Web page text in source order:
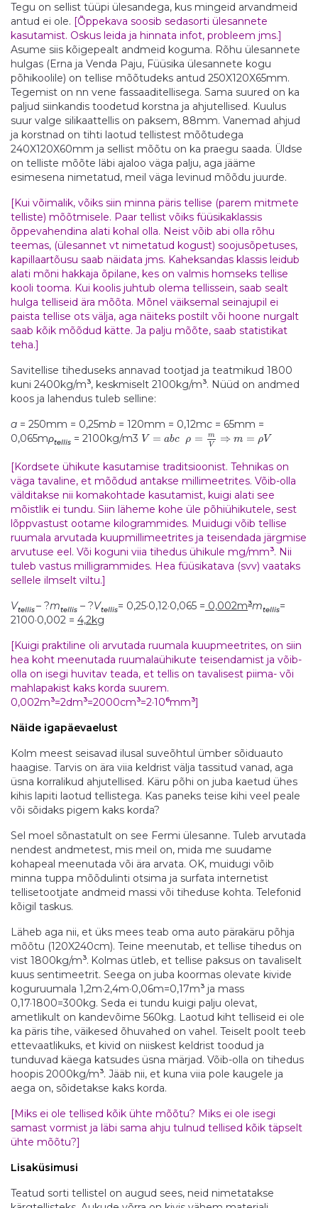
Tegu on sellist tüüpi ülesandega, kus mingeid arvandmeid
antud ei ole. [Õppekava soosib sedasorti ülesannete
kasutamist. Oskus leida ja hinnata infot, probleem jms.]
Asume siis kõigepealt andmeid koguma. Rõhu ülesannete
hulgas (Erna ja Venda Paju, Füüsika ülesannete kogu
põhikoolile) on tellise mõõtudeks antud 250X120X65mm.
Tegemist on nn vene fassaaditellisega. Sama suured on ka
paljud siinkandis toodetud korstna ja ahjutellised. Kuulus
suur valge silikaattellis on paksem, 88mm. Vanemad ahjud
ja korstnad on tihti laotud tellistest mõõtudega
240X120X60mm ja sellist mõõtu on ka praegu saada. Üldse
on telliste mõõte läbi ajaloo väga palju, aga jääme
esimesena nimetatud, meil väga levinud mõõdu juurde.
[Kui võimalik, võiks siin minna päris tellise (parem mitmete
telliste) mõõtmisele. Paar tellist võiks füüsikaklassis
õppevahendina alati kohal olla. Neist võib abi olla rõhu
teemas, (ülesannet vt nimetatud kogust) soojusõpetuses,
kapillaartõusu saab näidata jms. Kaheksandas klassis leidub
alati mõni hakkaja õpilane, kes on valmis homseks tellise
kooli tooma. Kui koolis juhtub olema tellissein, saab sealt
hulga telliseid ära mõõta. Mõnel väiksemal seinajupil ei
paista tellise ots välja, aga näiteks postilt või hoone nurgalt
saab kõik mõõdud kätte. Ja palju mõõte, saab statistikat
teha.]
Savitellise tiheduseks annavad tootjad ja teatmikud 1800
kuni 2400kg/m3, keskmiselt 2100kg/m3. Nüüd on andmed
koos ja lahendus tuleb selline:
a = 250mm = 0,25mb = 120mm = 0,12mc = 65mm =
0,065mρtellis = 2100kg/m3 V = abc ρ =
m
V
⇒ m = ρV
[Kordsete ühikute kasutamise traditsioonist. Tehnikas on
väga tavaline, et mõõdud antakse millimeetrites. Võib-olla
välditakse nii komakohtade kasutamist, kuigi alati see
mõistlik ei tundu. Siin läheme kohe üle põhiühikutele, sest
lõppvastust ootame kilogrammides. Muidugi võib tellise
ruumala arvutada kuupmillimeetrites ja teisendada järgmise
arvutuse eel. Või koguni viia tihedus ühikule mg/mm3. Nii
tuleb vastus milligrammides. Hea füüsikatava (svv) vaataks
sellele ilmselt viltu.]
Vtellis– ?mtellis – ?Vtellis= 0,25·0,12·0,065 = 0,002m3mtellis=
2100·0,002 = 4,2kg
[Kuigi praktiline oli arvutada ruumala kuupmeetrites, on siin
hea koht meenutada ruumalaühikute teisendamist ja võib-
olla on isegi huvitav teada, et tellis on tavalisest piima- või
mahlapakist kaks korda suurem.
0,002m3=2dm3=2000cm3=2·106mm3]
Näide igapäevaelust
Kolm meest seisavad ilusal suveõhtul ümber sõiduauto
haagise. Tarvis on ära viia keldrist välja tassitud vanad, aga
üsna korralikud ahjutellised. Käru põhi on juba kaetud ühes
kihis lapiti laotud tellistega. Kas paneks teise kihi veel peale
või sõidaks pigem kaks korda?
Sel moel sõnastatult on see Fermi ülesanne. Tuleb arvutada
nendest andmetest, mis meil on, mida me suudame
kohapeal meenutada või ära arvata. OK, muidugi võib
minna tuppa mõõdulinti otsima ja surfata internetist
tellisetootjate andmeid massi või tiheduse kohta. Telefonid
kõigil taskus.
Läheb aga nii, et üks mees teab oma auto pärakäru põhja
mõõtu (120X240cm). Teine meenutab, et tellise tihedus on
vist 1800kg/m3. Kolmas ütleb, et tellise paksus on tavaliselt
kuus sentimeetrit. Seega on juba koormas olevate kivide
koguruumala 1,2m·2,4m·0,06m=0,17m3 ja mass
0,17·1800=300kg. Seda ei tundu kuigi palju olevat,
ametlikult on kandevõime 560kg. Laotud kiht telliseid ei ole
ka päris tihe, väikesed õhuvahed on vahel. Teiselt poolt teeb
ettevaatlikuks, et kivid on niiskest keldrist toodud ja
tunduvad käega katsudes üsna märjad. Võib-olla on tihedus
hoopis 2000kg/m3. Jääb nii, et kuna viia pole kaugele ja
aega on, sõidetakse kaks korda.
[Miks ei ole tellised kõik ühte mõõtu? Miks ei ole isegi
samast vormist ja läbi sama ahju tulnud tellised kõik täpselt
ühte mõõtu?]
Lisaküsimusi
Teatud sorti tellistel on augud sees, neid nimetatakse